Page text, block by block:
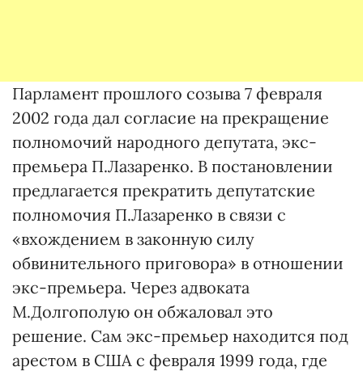
Парламент прошлого созыва 7 февраля
2002 года дал согласие на прекращение
полномочий народного депутата, экс-
премьера П.Лазаренко. В постановлении
предлагается прекратить депутатские
полномочия П.Лазаренко в связи с
«вхождением в законную силу
обвинительного приговора» в отношении
экс-премьера. Через адвоката
М.Долгополую он обжаловал это
решение. Сам экс-премьер находится под
арестом в США с февраля 1999 года, где